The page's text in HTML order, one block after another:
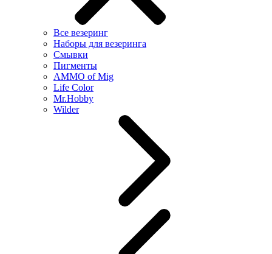
Все везеринг
Наборы для везеринга
Смывки
Пигменты
AMMO of Mig
Life Color
Mr.Hobby
Wilder